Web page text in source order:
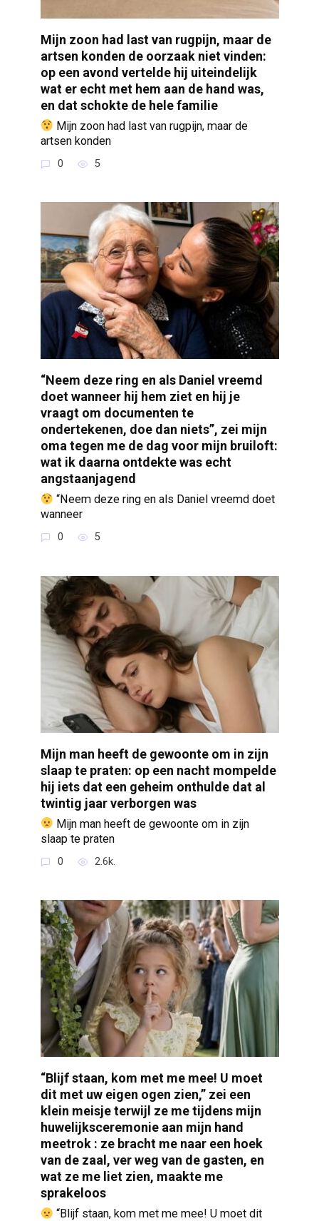
Mijn zoon had last van rugpijn, maar de
artsen konden de oorzaak niet vinden:
op een avond vertelde hij uiteindelijk
wat er echt met hem aan de hand was,
en dat schokte de hele familie
Mijn zoon had last van rugpijn, maar de
artsen konden
0 5
“Neem deze ring en als Daniel vreemd
doet wanneer hij hem ziet en hij je
vraagt om documenten te
ondertekenen, doe dan niets”, zei mijn
oma tegen me de dag voor mijn bruiloft:
wat ik daarna ontdekte was echt
angstaanjagend
“Neem deze ring en als Daniel vreemd doet
wanneer
0 5
Mijn man heeft de gewoonte om in zijn
slaap te praten: op een nacht mompelde
hij iets dat een geheim onthulde dat al
twintig jaar verborgen was
Mijn man heeft de gewoonte om in zijn
slaap te praten
0 2.6k.
“Blijf staan, kom met me mee! U moet
dit met uw eigen ogen zien,” zei een
klein meisje terwijl ze me tijdens mijn
huwelijksceremonie aan mijn hand
meetrok : ze bracht me naar een hoek
van de zaal, ver weg van de gasten, en
wat ze me liet zien, maakte me
sprakeloos
“Blijf staan, kom met me mee! U moet dit